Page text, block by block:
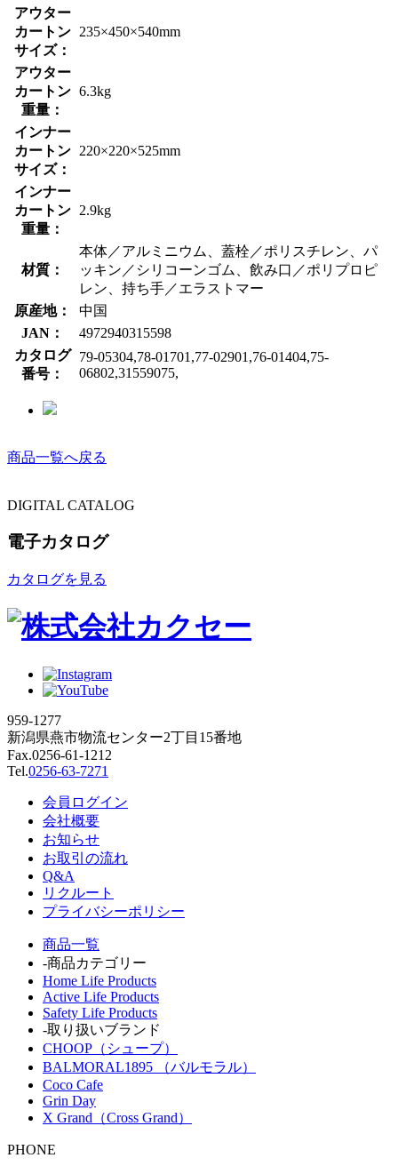
アウター
カートン
サイズ：
235×450×540mm
アウター
カートン
重量：
6.3kg
インナー
カートン
サイズ：
220×220×525mm
インナー
カートン
重量：
2.9kg
材質：
本体／アルミニウム、蓋栓／ポリスチレン、パ
ッキン／シリコーンゴム、飲み口／ポリプロピ
レン、持ち手／エラストマー
原産地：
中国
JAN：
4972940315598
カタログ
番号：
79-05304,78-01701,77-02901,76-01404,75-
06802,31559075,
商品一覧へ戻る
DIGITAL CATALOG
電子カタログ
カタログを見る
959-1277
新潟県燕市物流センター2丁目15番地
Fax.0256-61-1212
Tel.0256-63-7271
会員ログイン
会社概要
お知らせ
お取引の流れ
Q&A
リクルート
プライバシーポリシー
商品一覧
-商品カテゴリー
Home Life Products
Active Life Products
Safety Life Products
-取り扱いブランド
CHOOP（シュープ）
BALMORAL1895 （バルモラル）
Coco Cafe
Grin Day
X Grand（Cross Grand）
PHONE